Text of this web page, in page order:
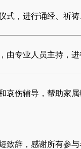
式，进行诵经、祈祷
由专业人员主持，进
哀伤辅导，帮助家属
致辞，感谢所有参与